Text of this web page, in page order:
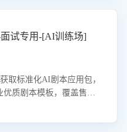
试专用-[AI训练场]
取标准化AI剧本应用包，
质剧本模板，覆盖售前
能客服训练